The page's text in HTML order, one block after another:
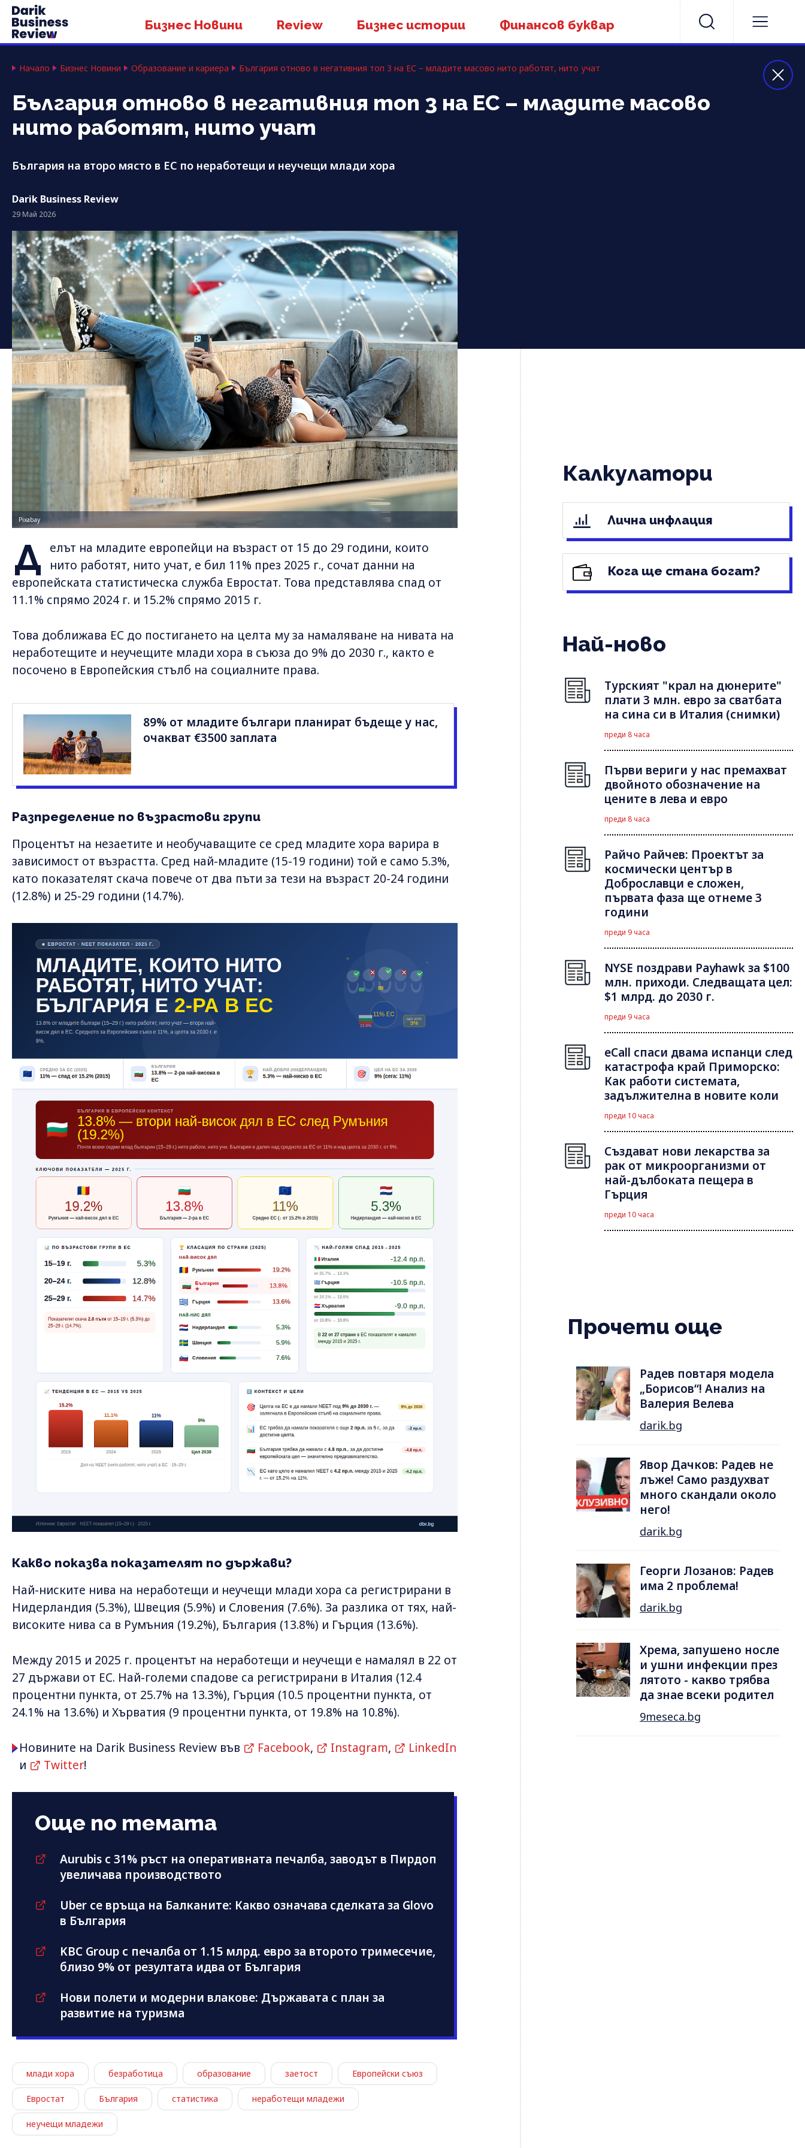
Бизнес Новини Review Бизнес истории Финансов буквар
Начало Бизнес Новини Образование и кариера България отново в негативния топ 3 на ЕС – младите масово нито работят, нито учат
България отново в негативния топ 3 на ЕС – младите масово
нито работят, нито учат
България на второ място в ЕС по неработещи и неучещи млади хора
Darik Business Review
29 Май 2026
Pixabay
Д
елът на младите европейци на възраст от 15 до 29 години, които
нито работят, нито учат, е бил 11% през 2025 г., сочат данни на
европейската статистическа служба Евростат. Това представлява спад от
11.1% спрямо 2024 г. и 15.2% спрямо 2015 г.
Това доближава ЕС до постигането на целта му за намаляване на нивата на
неработещите и неучещите млади хора в съюза до 9% до 2030 г., както е
посочено в Европейския стълб на социалните права.
89% от младите българи планират бъдеще у нас,
очакват €3500 заплата
Разпределение по възрастови групи
Процентът на незаетите и необучаващите се сред младите хора варира в
зависимост от възрастта. Сред най-младите (15-19 години) той е само 5.3%,
като показателят скача повече от два пъти за тези на възраст 20-24 години
(12.8%) и 25-29 години (14.7%).
Какво показва показателят по държави?
Най-ниските нива на неработещи и неучещи млади хора са регистрирани в
Нидерландия (5.3%), Швеция (5.9%) и Словения (7.6%). За разлика от тях, най-
високите нива са в Румъния (19.2%), България (13.8%) и Гърция (13.6%).
Между 2015 и 2025 г. процентът на неработещи и неучещи е намалял в 22 от
27 държави от ЕС. Най-големи спадове са регистрирани в Италия (12.4
процентни пункта, от 25.7% на 13.3%), Гърция (10.5 процентни пункта, от
24.1% на 13.6%) и Хърватия (9 процентни пункта, от 19.8% на 10.8%).
Новините на Darik Business Review във Facebook, Instagram,
LinkedIn
и
Twitter!
Още по темата
Aurubis с 31% ръст на оперативната печалба, заводът в Пирдоп
увеличава производството
Uber се връща на Балканите: Какво означава сделката за Glovo
в България
KBC Group с печалба от 1.15 млрд. евро за второто тримесечие,
близо 9% от резултата идва от България
Нови полети и модерни влакове: Държавата с план за
развитие на туризма
млади хора безработица образование заетост Европейски съюз
Евростат България статистика неработещи младежи
неучещи младежи
Калкулатори
Лична инфлация
Кога ще стана богат?
Най-ново
Турският "крал на дюнерите"
плати 3 млн. евро за сватбата
на сина си в Италия (снимки)
преди 8 часа
Първи вериги у нас премахват
двойното обозначение на
цените в лева и евро
преди 8 часа
Райчо Райчев: Проектът за
космически център в
Доброславци е сложен,
първата фаза ще отнеме 3
години
преди 9 часа
NYSE поздрави Payhawk за $100
млн. приходи. Следващата цел:
$1 млрд. до 2030 г.
преди 9 часа
eCall спаси двама испанци след
катастрофа край Приморско:
Как работи системата,
задължителна в новите коли
преди 10 часа
Създават нови лекарства за
рак от микроорганизми от
най-дълбоката пещера в
Гърция
преди 10 часа
Прочети още
Радев повтаря модела
„Борисов“! Анализ на
Валерия Велева
darik.bg
Явор Дачков: Радев не
лъже! Само раздухват
много скандали около
него!
darik.bg
Георги Лозанов: Радев
има 2 проблема!
darik.bg
Хрема, запушено носле
и ушни инфекции през
лятотo - какво трябва
да знае всеки родител
9meseca.bg